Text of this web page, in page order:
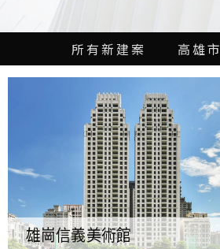
所有新建案 高雄市
雄崗信義美術館